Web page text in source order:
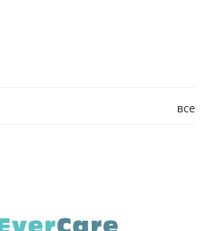
все